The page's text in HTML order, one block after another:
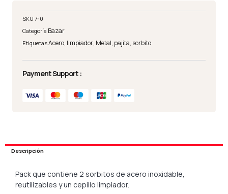
SKU 7-0
Categoría Bazar
EtiquetasAcero, limpiador, Metal, pajita, sorbito
Payment Support :
Descripción
Pack que contiene 2 sorbitos de acero inoxidable,
reutilizables y un cepillo limpiador.